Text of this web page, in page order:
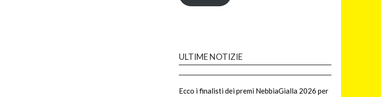
ULTIME NOTIZIE
Ecco i finalisti dei premi NebbiaGialla 2026 per